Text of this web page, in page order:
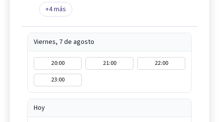
+4más
Viernes, 7 de agosto
20:00 21:00
22:00
23:00
Hoy